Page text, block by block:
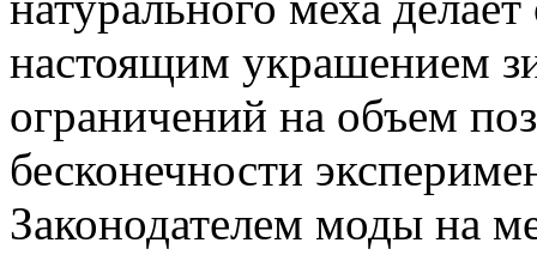
настоящим украшением
ограничений на объем
бесконечности
Законодателем моды на